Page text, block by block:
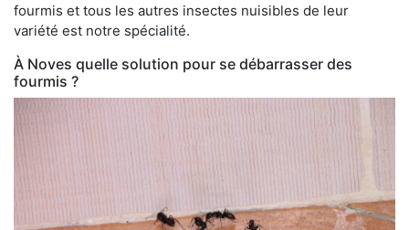
fourmis et tous les autres insectes nuisibles de leur
variété est notre spécialité.
À Noves quelle solution pour se débarrasser des
fourmis ?